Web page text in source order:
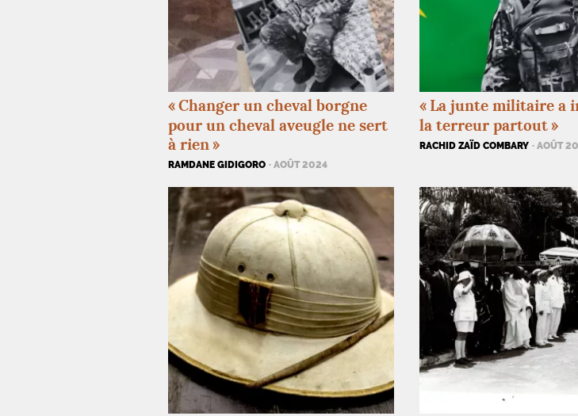
«Changer un cheval borgne
pour un cheval aveugle ne sert
à rien »
RAMDANE GIDIGORO · AOÛT 2024
« La junte militaire a
la terreur partout »
RACHID ZAÏD COMBARY · AOÛT